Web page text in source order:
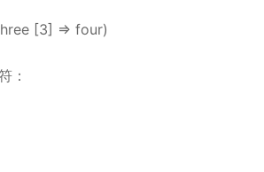
[3] => four)
：